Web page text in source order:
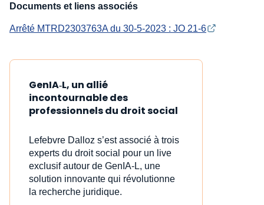
Documents et liens associés
Arrêté MTRD2303763A du 30-5-2023 : JO 21-6
GenIA‑L, un allié
incontournable des
professionnels du droit social
Lefebvre Dalloz s’est associé à trois
experts du droit social pour un live
exclusif autour de GenIA‑L, une
solution innovante qui révolutionne
la recherche juridique.